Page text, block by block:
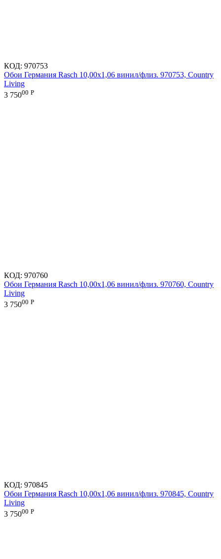
КОД: 970753
Обои Германия Rasch 10,00x1,06 винил/флиз. 970753, Country
Living
3 75000 Р
КОД: 970760
Обои Германия Rasch 10,00x1,06 винил/флиз. 970760, Country
Living
3 75000 Р
КОД: 970845
Обои Германия Rasch 10,00x1,06 винил/флиз. 970845, Country
Living
3 75000 Р